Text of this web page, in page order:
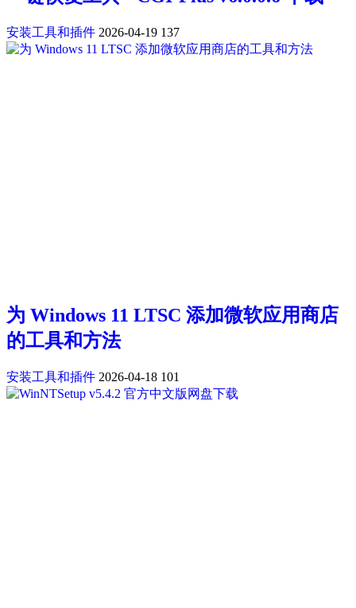
安装工具和插件 2026-04-19 137
为 Windows 11 LTSC 添加微软应用商店
的工具和方法
安装工具和插件 2026-04-18 101